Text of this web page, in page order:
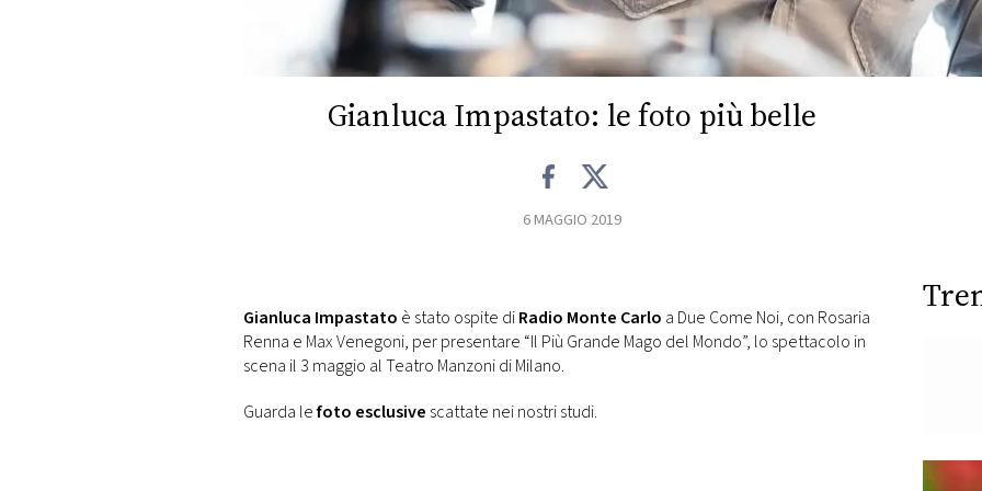
CONSIGLIAGianluca Impastato: le foto più belle
6 MAGGIO 2019
Gianluca Impastato è stato ospite diRadio Monte Carlo a Due Come Noi, con Rosaria
Renna e Max Venegoni, per presentare “Il Più Grande Mago del Mondo”, lo spettacolo in
scena il 3 maggio al Teatro Manzoni di Milano.
Guarda lefoto esclusive scattate nei nostri studi.